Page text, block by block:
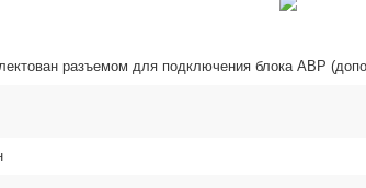
разъемом для подключения блока АВР